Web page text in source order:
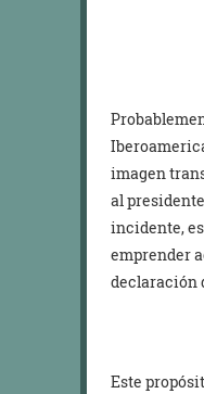
imagen
al
incidente,
emprender
declaración
Este